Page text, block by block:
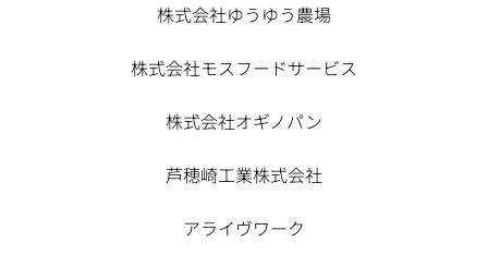
株式会社ゆうゆう農場
株式会社モスフードサービス
株式会社オギノパン
芦穂崎工業株式会社
アライヴワーク